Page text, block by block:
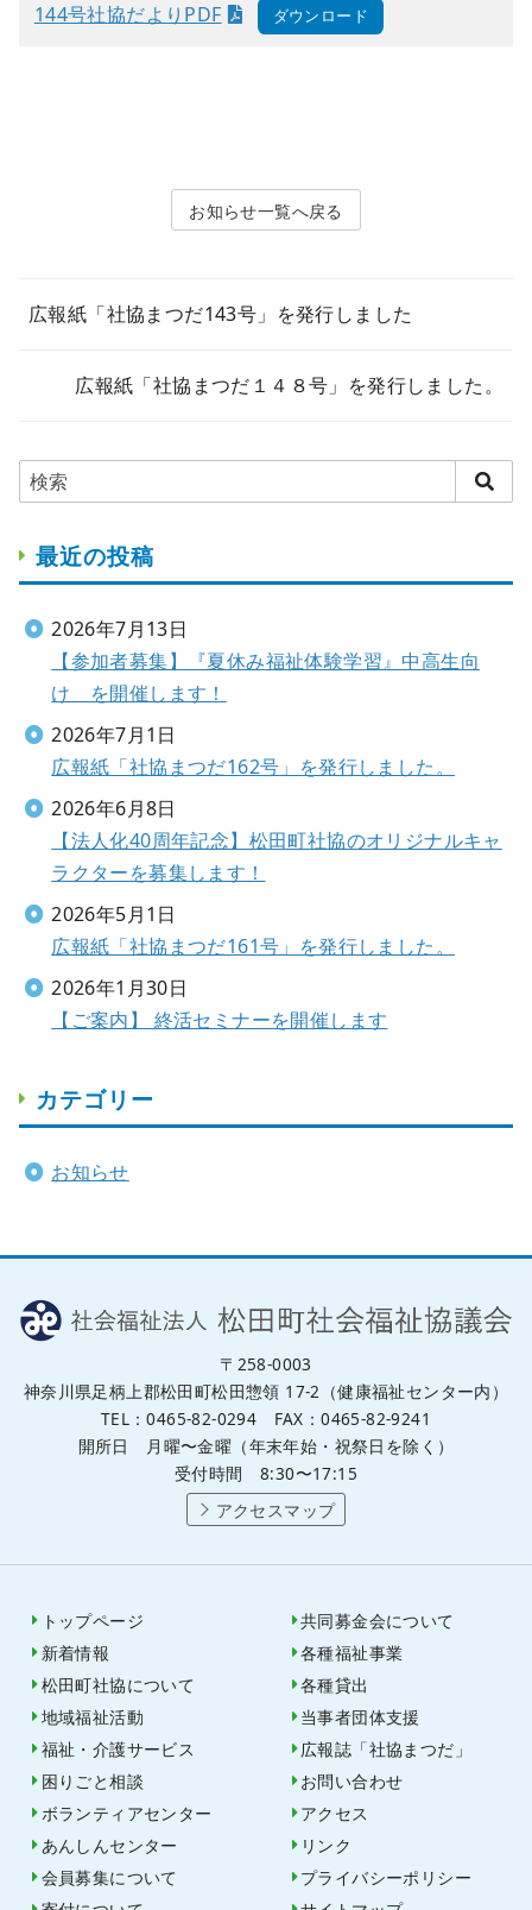
144号社協だよりPDF ダウンロード
お知らせ
広報紙「社協まつだ143号」を発行しました
広報紙「社協まつだ１４８号」を発行しました。
最近の投稿
【参加者募集】『夏休み福祉体験学習』中高生向
け を開催します！
2026年7月13日
広報紙「社協まつだ162号」を発行しました。
2026年7月1日
【法人化40周年記念】松田町社協のオリジナルキャ
ラクターを募集します！
2026年6月8日
広報紙「社協まつだ161号」を発行しました。
2026年5月1日
【ご案内】 終活セミナーを開催します
2026年1月30日
カテゴリー
お知らせ
〒258-0003
神奈川県足柄上郡松田町松田惣領 17-2（健康福祉センター内）
TEL：0465-82-0294 FAX：0465-82-9241
開所日 月曜〜金曜（年末年始・祝祭日を除く）
受付時間 8:30〜17:15
アクセスマップ
トップページ
新着情報
松田町社協について
地域福祉活動
福祉・介護サービス
困りごと相談
ボランティアセンター
あんしんセンター
会員募集について
共同募金会について
各種福祉事業
各種貸出
当事者団体支援
広報誌「社協まつだ」
お問い合わせ
アクセス
リンク
プライバシーポリシー